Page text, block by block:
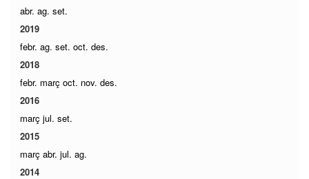
abr. ag. set.
2019
febr. ag. set. oct. des.
2018
febr. març oct. nov. des.
2016
març jul. set.
2015
març abr. jul. ag.
2014